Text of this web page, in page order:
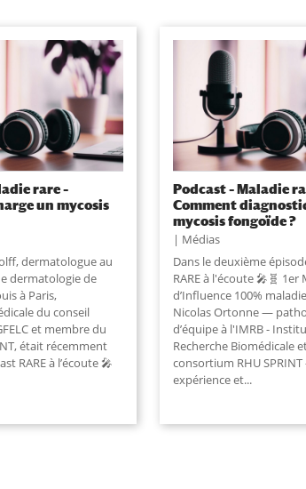
rare –
un mycosis
dermatologue au
dermatologie de
à Paris,
du conseil
et membre du
était récemment
RARE à l’écoute 🎤
Podcast – Maladie
Comment
mycosis fongoïde ?
Médias
Dans le deuxième
RARE à l'écoute 🎤🧬 1er
d’Influence 100%
Nicolas Ortonne —
d’équipe à l'IMRB -
Recherche Biomédicale
consortium RHU
expérience et...